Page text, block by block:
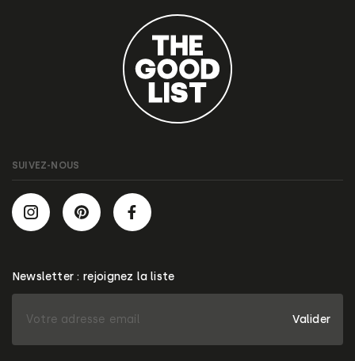
SUIVEZ-NOUS
Newsletter : rejoignez la liste
Valider